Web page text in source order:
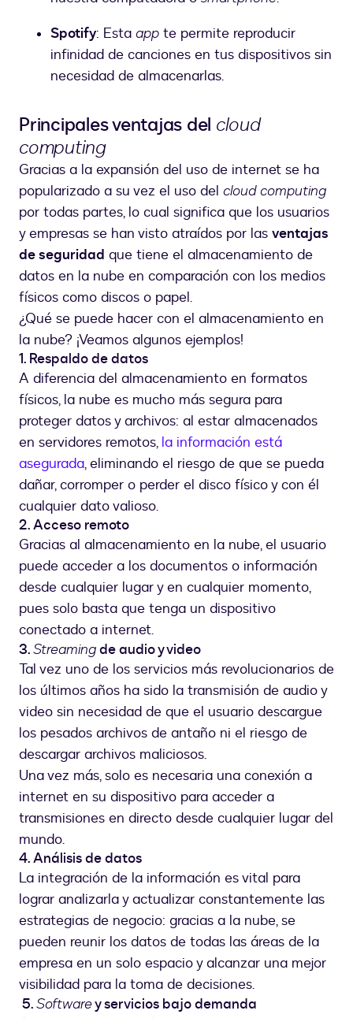
Spotify: Esta app te permite reproducir
infinidad de canciones en tus dispositivos sin
necesidad de almacenarlas.
Principales ventajas del cloud
computing
Gracias a la expansión del uso de internet se ha
popularizado a su vez el uso del cloud computing
por todas partes, lo cual significa que los usuarios
y empresas se han visto atraídos por las ventajas
de seguridad que tiene el almacenamiento de
datos en la nube en comparación con los medios
físicos como discos o papel.
¿Qué se puede hacer con el almacenamiento en
la nube? ¡Veamos algunos ejemplos!
1. Respaldo de datos
A diferencia del almacenamiento en formatos
físicos, la nube es mucho más segura para
proteger datos y archivos: al estar almacenados
en servidores remotos, la información está
asegurada, eliminando el riesgo de que se pueda
dañar, corromper o perder el disco físico y con él
cualquier dato valioso.
2. Acceso remoto
Gracias al almacenamiento en la nube, el usuario
puede acceder a los documentos o información
desde cualquier lugar y en cualquier momento,
pues solo basta que tenga un dispositivo
conectado a internet.
3.Streamingde audio y video
Tal vez uno de los servicios más revolucionarios de
los últimos años ha sido la transmisión de audio y
video sin necesidad de que el usuario descargue
los pesados archivos de antaño ni el riesgo de
descargar archivos maliciosos.
Una vez más, solo es necesaria una conexión a
internet en su dispositivo para acceder a
transmisiones en directo desde cualquier lugar del
mundo.
4. Análisis de datos
La integración de la información es vital para
lograr analizarla y actualizar constantemente las
estrategias de negocio: gracias a la nube, se
pueden reunir los datos de todas las áreas de la
empresa en un solo espacio y alcanzar una mejor
visibilidad para la toma de decisiones.
5.Softwarey servicios bajo demanda